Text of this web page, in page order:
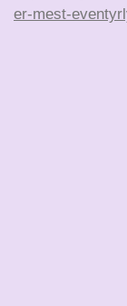
er-mest-